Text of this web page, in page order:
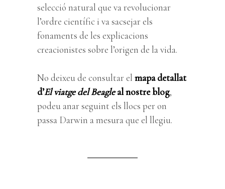
selecció natural que va revolucionar
l’ordre científic i va sacsejar els
fonaments de les explicacions
creacionistes sobre l’origen de la vida.
No deixeu de consultar el mapa detallat
d’El viatge del Beagleal nostre blog,
podeu anar seguint els llocs per on
passa Darwin a mesura que el llegiu.